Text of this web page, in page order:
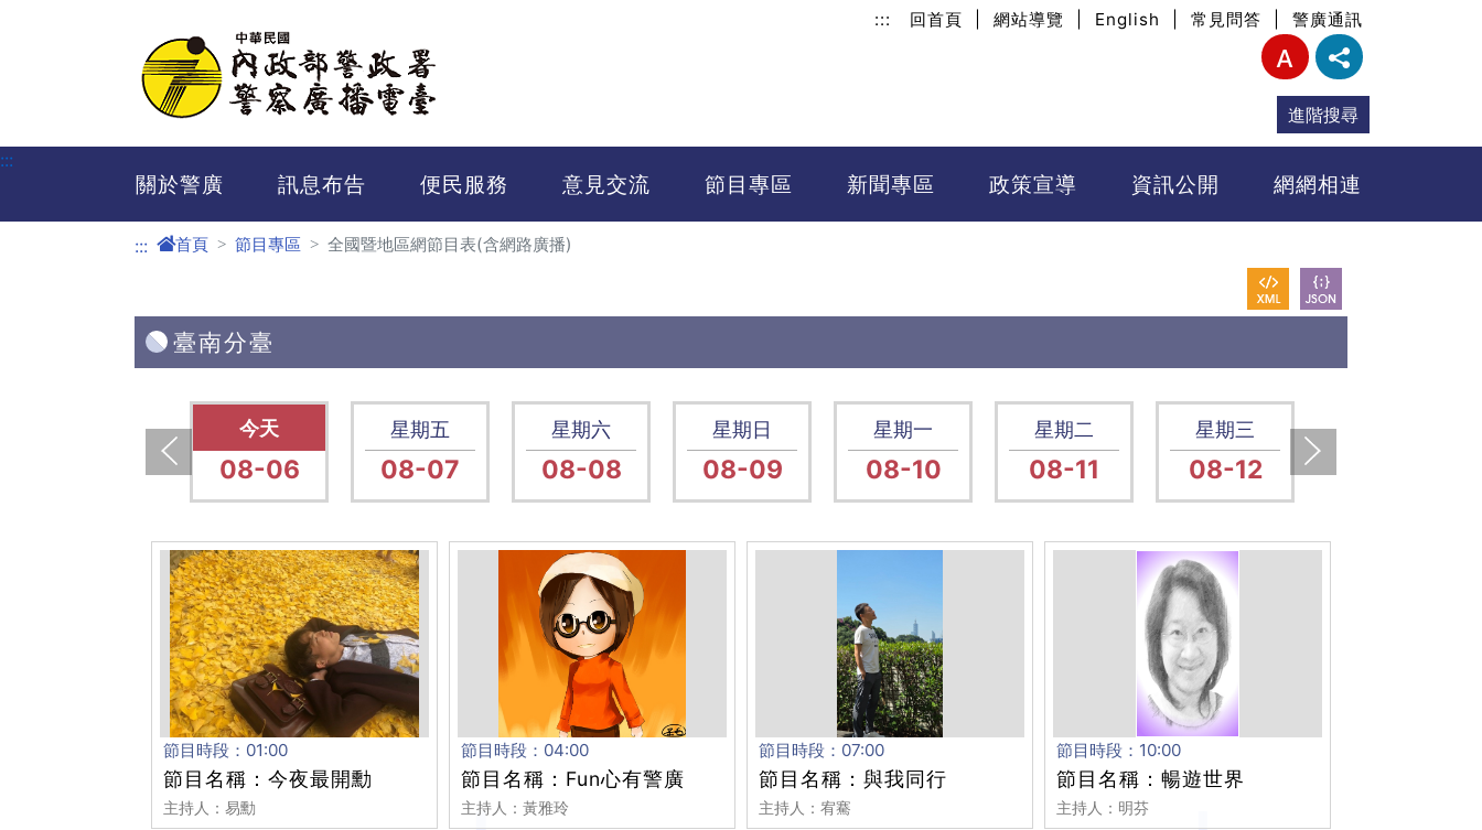
::: 回首頁 網站導覽 English 常見問答 警廣通訊
進階搜尋
:::
關於警廣 訊息布告 便民服務 意見交流 節目專區 新聞專區 政策宣導 資訊公開 網網相連
::: 首頁 節目專區 全國暨地區網節目表(含網路廣播)
臺南分臺
上一張(Previous)
星期四
08-06
星期五
08-07
星期六
08-08
星期日
08-09
星期一
08-10
星期二
08-11
星期三
08-12 下一張(Next)
節目時段：01:00
節目名稱：今夜最開勳
主持人：易勳
節目時段：04:00
節目名稱：Fun心有警廣
主持人：黃雅玲
節目時段：07:00
節目名稱：與我同行
主持人：宥騫
節目時段：10:00
節目名稱：暢遊世界
主持人：明芬